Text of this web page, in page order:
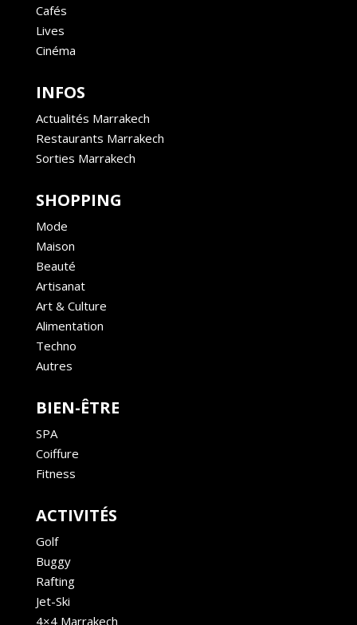
Cafés
Lives
Cinéma
INFOS
Actualités Marrakech
Restaurants Marrakech
Sorties Marrakech
SHOPPING
Mode
Maison
Beauté
Artisanat
Art & Culture
Alimentation
Techno
Autres
BIEN-ÊTRE
SPA
Coiffure
Fitness
ACTIVITÉS
Golf
Buggy
Rafting
Jet-Ski
4×4 Marrakech